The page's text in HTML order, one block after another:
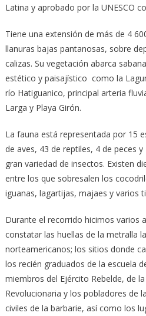
Latina y aprobado por la UNESCO
Tiene una extensión de más de 4
llanuras bajas pantanosas, sobre
calizas. Su vegetación abarca
estético y paisajístico como la
río Hatiguanico, principal arteria
Larga y Playa Girón.
La fauna está representada por 15
de aves, 43 de reptiles, 4 de peces
gran variedad de insectos. Existen
entre los que sobresalen los
iguanas, lagartijas, majaes y varios
Durante el recorrido hicimos varios
constatar las huellas de la metralla
norteamericanos; los sitios donde
los recién graduados de la escuela
miembros del Ejército Rebelde, de
Revolucionaria y los pobladores de
civiles de la barbarie, así como los